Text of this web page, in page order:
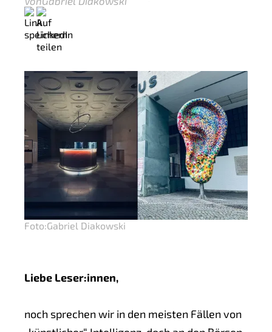
Foto:Gabriel Diakowski
Liebe Leser:innen,
noch sprechen wir in den meisten Fällen von